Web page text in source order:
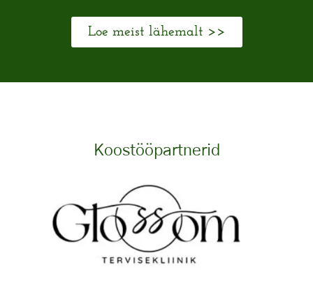
Loe meist lähemalt >>
Koostööpartnerid